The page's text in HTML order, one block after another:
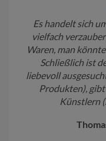
Es handelt sich
vielfach
Waren, man
Schließlich ist
liebevoll
Produkten),
Künstlern